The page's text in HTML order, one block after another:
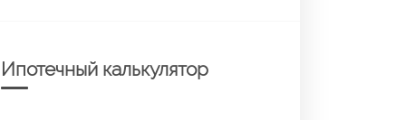
Ипотечный калькулятор